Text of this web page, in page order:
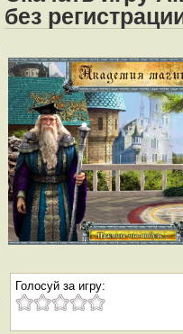
без
Голосуй за игру: